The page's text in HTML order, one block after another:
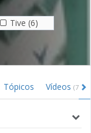
Tive (6)
Tópicos Vídeos (7)